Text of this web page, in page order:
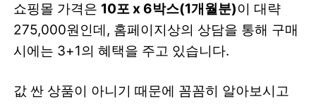
쇼핑몰 가격은 10포 x 6박스(1개월분)이 대략
275,000원인데, 홈페이지상의 상담을 통해 구매
시에는 3+1의 혜택을 주고 있습니다.
값 싼 상품이 아니기 때문에 꼼꼼히 알아보시고